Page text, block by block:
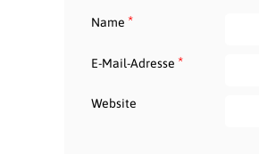
Name *
E-Mail-Adresse *
Website